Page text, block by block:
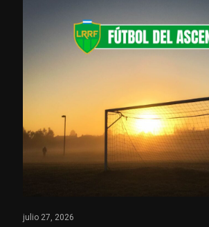
julio 27, 2026